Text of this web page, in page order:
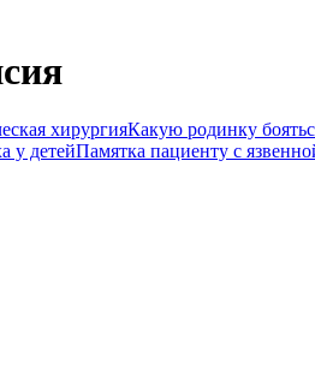
хирургияКакую родинку
у детейПамятка пациенту с